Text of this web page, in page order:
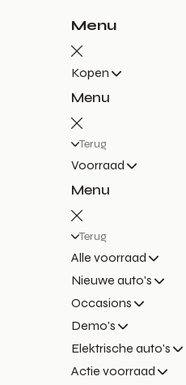
Menu
Kopen
Menu
Terug
Voorraad
Menu
Terug
Alle voorraad
Nieuwe auto's
Occasions
Demo's
Elektrische auto's
Actie voorraad